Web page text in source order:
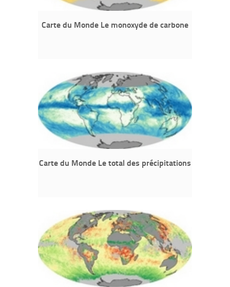
Carte du Monde Le monoxyde de carbone
Carte du Monde Le total des précipitations